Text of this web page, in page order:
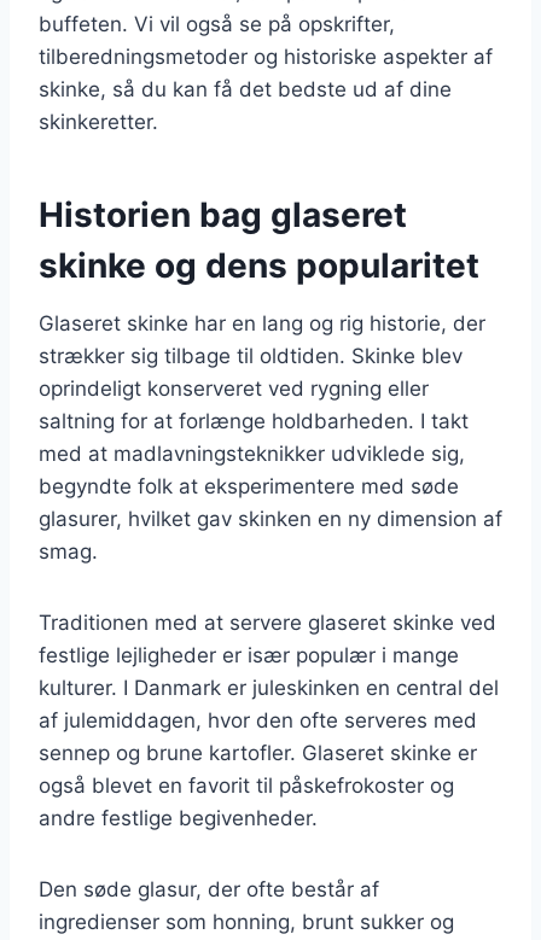
buffeten. Vi vil også se på opskrifter,
tilberedningsmetoder og historiske aspekter af
skinke, så du kan få det bedste ud af dine
skinkeretter.
Historien bag glaseret
skinke og dens popularitet
Glaseret skinke har en lang og rig historie, der
strækker sig tilbage til oldtiden. Skinke blev
oprindeligt konserveret ved rygning eller
saltning for at forlænge holdbarheden. I takt
med at madlavningsteknikker udviklede sig,
begyndte folk at eksperimentere med søde
glasurer, hvilket gav skinken en ny dimension af
smag.
Traditionen med at servere glaseret skinke ved
festlige lejligheder er især populær i mange
kulturer. I Danmark er juleskinken en central del
af julemiddagen, hvor den ofte serveres med
sennep og brune kartofler. Glaseret skinke er
også blevet en favorit til påskefrokoster og
andre festlige begivenheder.
Den søde glasur, der ofte består af
ingredienser som honning, brunt sukker og